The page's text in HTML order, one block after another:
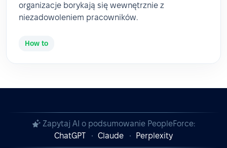
organizacje borykają się wewnętrznie z
niezadowoleniem pracowników.
How to
Zapytaj AI o podsumowanie PeopleForce:
ChatGPT
Claude Perplexity